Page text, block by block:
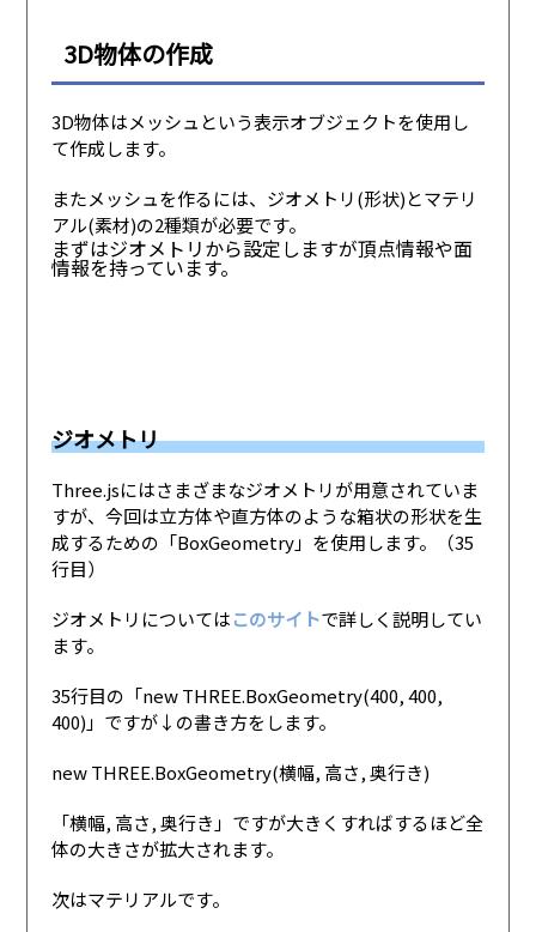
3D物体の作成
3D物体はメッシュという表示オブジェクトを使用し
て作成します。
またメッシュを作るには、ジオメトリ(形状)とマテリ
アル(素材)の2種類が必要です。
まずはジオメトリから設定しますが頂点情報や面
情報を持っています。
ジオメトリ
Three.jsにはさまざまなジオメトリが用意されていま
すが、今回は立方体や直方体のような箱状の形状を生
成するための「BoxGeometry」を使用します。（35
行目）
ジオメトリについてはこのサイトで詳しく説明してい
ます。
35行目の「new THREE.BoxGeometry(400, 400,
400)」ですが↓の書き方をします。
new THREE.BoxGeometry(横幅, 高さ, 奥行き)
「横幅, 高さ, 奥行き」ですが大きくすればするほど全
体の大きさが拡大されます。
次はマテリアルです。